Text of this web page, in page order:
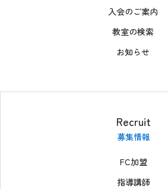
入会のご案内
教室の検索
お知らせ
Recruit
募集情報
FC加盟
指導講師